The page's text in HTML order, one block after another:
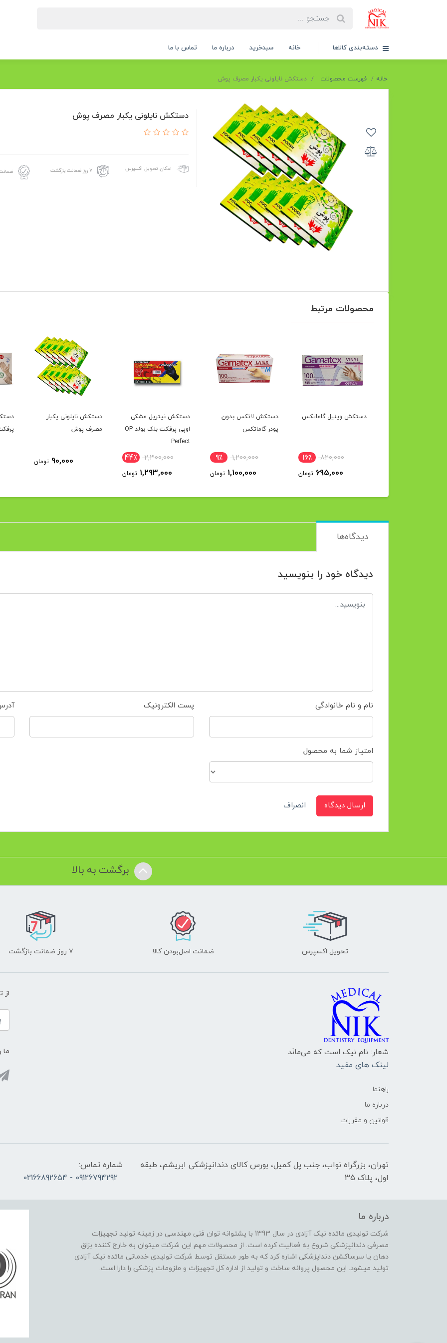
دسته‌بندی کالاها خانه سبدخرید درباره ما تماس با ما
خانه فهرست محصولات دستکش نایلونی یکبار مصرف پوش
دستکش نایلونی یکبار مصرف پوش
امکان تحویل اکسپرس ۷ روز ضمانت بازگشت
محصولات مرتبط
دستکش وینیل گاماتکس
820,000 16٪
695,000 تومان
دستکش لاتکس بدون
پودر گاماتکس
1,200,000 9٪
1,100,000 تومان
دستکش نیتریل مشکی
اوپی پرفکت بلک بولد OP
Perfect
2,300,000 44٪
1,293,000 تومان
دستکش نایلونی یکبار
مصرف پوش
90,000 تومان
دیدگاه‌ها
دیدگاه خود را بنویسید
نام و نام خانوادگی پست الکترونیک
امتیاز شما به محصول
ارسال دیدگاه انصراف
برگشت به بالا
تحویل اکسپرس ضمانت اصل‌بودن کالا ۷ روز ضمانت بازگشت
شعار: نام نیک است که می‌مانَد
لینک های مفید
راهنما
درباره ما
قوانین و مقررات
از
ما
تهران، بزرگراه نواب، جنب پل کمیل، بورس کالای دندانپزشکی ابریشم، طبقه
اول، پلاک 35
شماره تماس:
09126794292 - 02166892654
درباره ما
شرکت تولیدی مائده نیک آزادی در سال 1393 با پشتوانه توان فنی مهندسی در زمینه تولید تجهیزات
مصرفی دندانپزشکی شروع به فعالیت کرده است. از محصولات مهم این شرکت میتوان به خارج کننده بزاق
دهان یا سرساکشن دنداپزشکی اشاره کرد که به طور مستقل توسط شرکت تولیدی خدماتی مائده نیک آزادی
تولید میشود. این محصول پروانه ساخت و تولید از اداره کل تجهیزات و ملزومات پزشکی را دارا است.